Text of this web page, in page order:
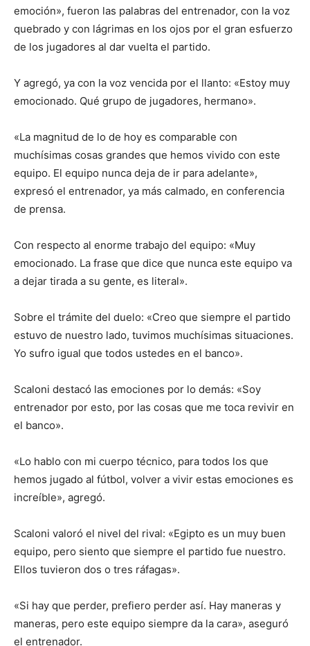
emoción», fueron las palabras del entrenador, con la voz
quebrado y con lágrimas en los ojos por el gran esfuerzo
de los jugadores al dar vuelta el partido.
Y agregó, ya con la voz vencida por el llanto: «Estoy muy
emocionado. Qué grupo de jugadores, hermano».
«La magnitud de lo de hoy es comparable con
muchísimas cosas grandes que hemos vivido con este
equipo. El equipo nunca deja de ir para adelante»,
expresó el entrenador, ya más calmado, en conferencia
de prensa.
Con respecto al enorme trabajo del equipo: «Muy
emocionado. La frase que dice que nunca este equipo va
a dejar tirada a su gente, es literal».
Sobre el trámite del duelo: «Creo que siempre el partido
estuvo de nuestro lado, tuvimos muchísimas situaciones.
Yo sufro igual que todos ustedes en el banco».
Scaloni destacó las emociones por lo demás: «Soy
entrenador por esto, por las cosas que me toca revivir en
el banco».
«Lo hablo con mi cuerpo técnico, para todos los que
hemos jugado al fútbol, volver a vivir estas emociones es
increíble», agregó.
Scaloni valoró el nivel del rival: «Egipto es un muy buen
equipo, pero siento que siempre el partido fue nuestro.
Ellos tuvieron dos o tres ráfagas».
«Si hay que perder, prefiero perder así. Hay maneras y
maneras, pero este equipo siempre da la cara», aseguró
el entrenador.